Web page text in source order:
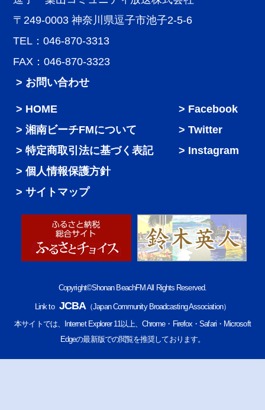
〒249-0003 神奈川県逗子市池子2-5-6
TEL：046-870-3313
FAX：046-870-3323
> お問い合わせ
HOME
湘南ビーチFMについて
特定商取引法に基づく表記
個人情報保護方針
サイトマップ
Facebook
Twitter
Instagram
Copyright©Shonan BeachFM All Rights Reserved.
Link to JCBA（Japan Community Broadcasting Association）
本サイトでは、Internet Explorer 11以上、Chrome・Firefox・Safari・Microsoft
Edgeの最新版での閲覧を推奨しております。